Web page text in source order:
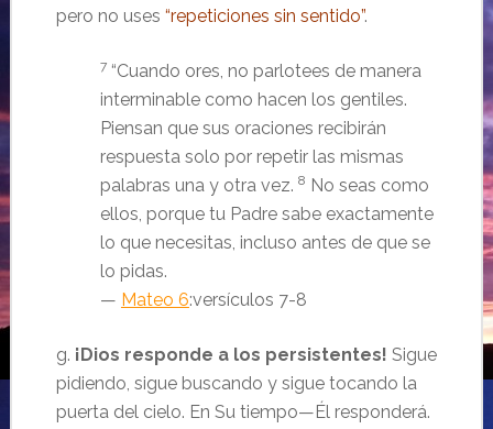
pero no uses “repeticiones sin sentido”.
7“Cuando ores, no parlotees de manera
interminable como hacen los gentiles.
Piensan que sus oraciones recibirán
respuesta solo por repetir las mismas
palabras una y otra vez. 8 No seas como
ellos, porque tu Padre sabe exactamente
lo que necesitas, incluso antes de que se
lo pidas.
— Mateo 6:versículos 7-8
g. ¡Dios responde a los persistentes! Sigue
pidiendo, sigue buscando y sigue tocando la
puerta del cielo. En Su tiempo—Él responderá.